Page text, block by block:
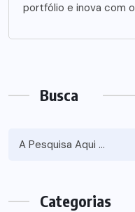
portfólio e inova com o
Busca
Categorias